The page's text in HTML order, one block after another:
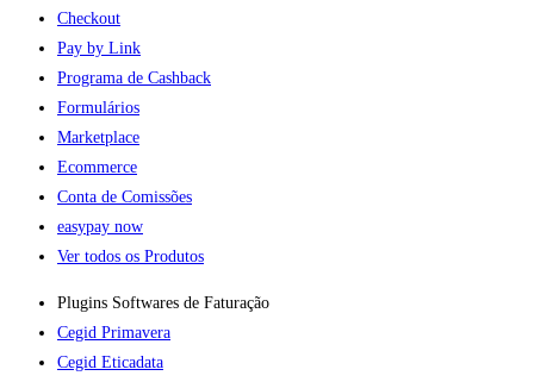
Checkout
Pay by Link
Programa de Cashback
Formulários
Marketplace
Ecommerce
Conta de Comissões
easypay now
Ver todos os Produtos
Plugins Softwares de Faturação​
Cegid Primavera
Cegid Eticadata